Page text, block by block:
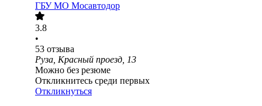
ГБУ МО Мосавтодор
3.8
•
53 отзыва
Руза, Красный проезд, 13
Можно без резюме
Откликнитесь среди первых
Откликнуться